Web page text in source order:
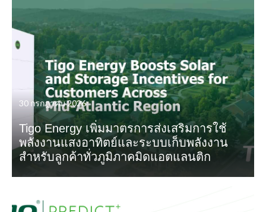
30 กรกฎาคม 2026
Tigo Energy เพิ่มมาตรการส่งเสริมการใช้
พลังงานแสงอาทิตย์และระบบเก็บพลังงาน
สำหรับลูกค้าทั่วภูมิภาคมิดแอตแลนติก